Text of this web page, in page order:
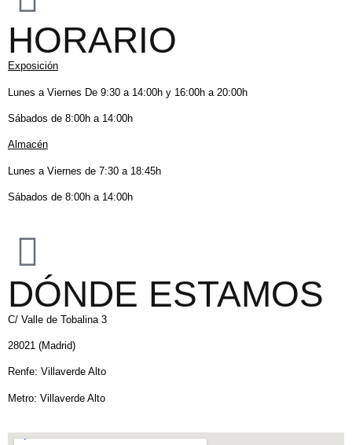
HORARIO
Exposición
Lunes a Viernes De 9:30 a 14:00h y 16:00h a 20:00h
Sábados de 8:00h a 14:00h
Almacén
Lunes a Viernes de 7:30 a 18:45h
Sábados de 8:00h a 14:00h
DÓNDE ESTAMOS
C/ Valle de Tobalina 3
28021 (Madrid)
Renfe: Villaverde Alto
Metro: Villaverde Alto